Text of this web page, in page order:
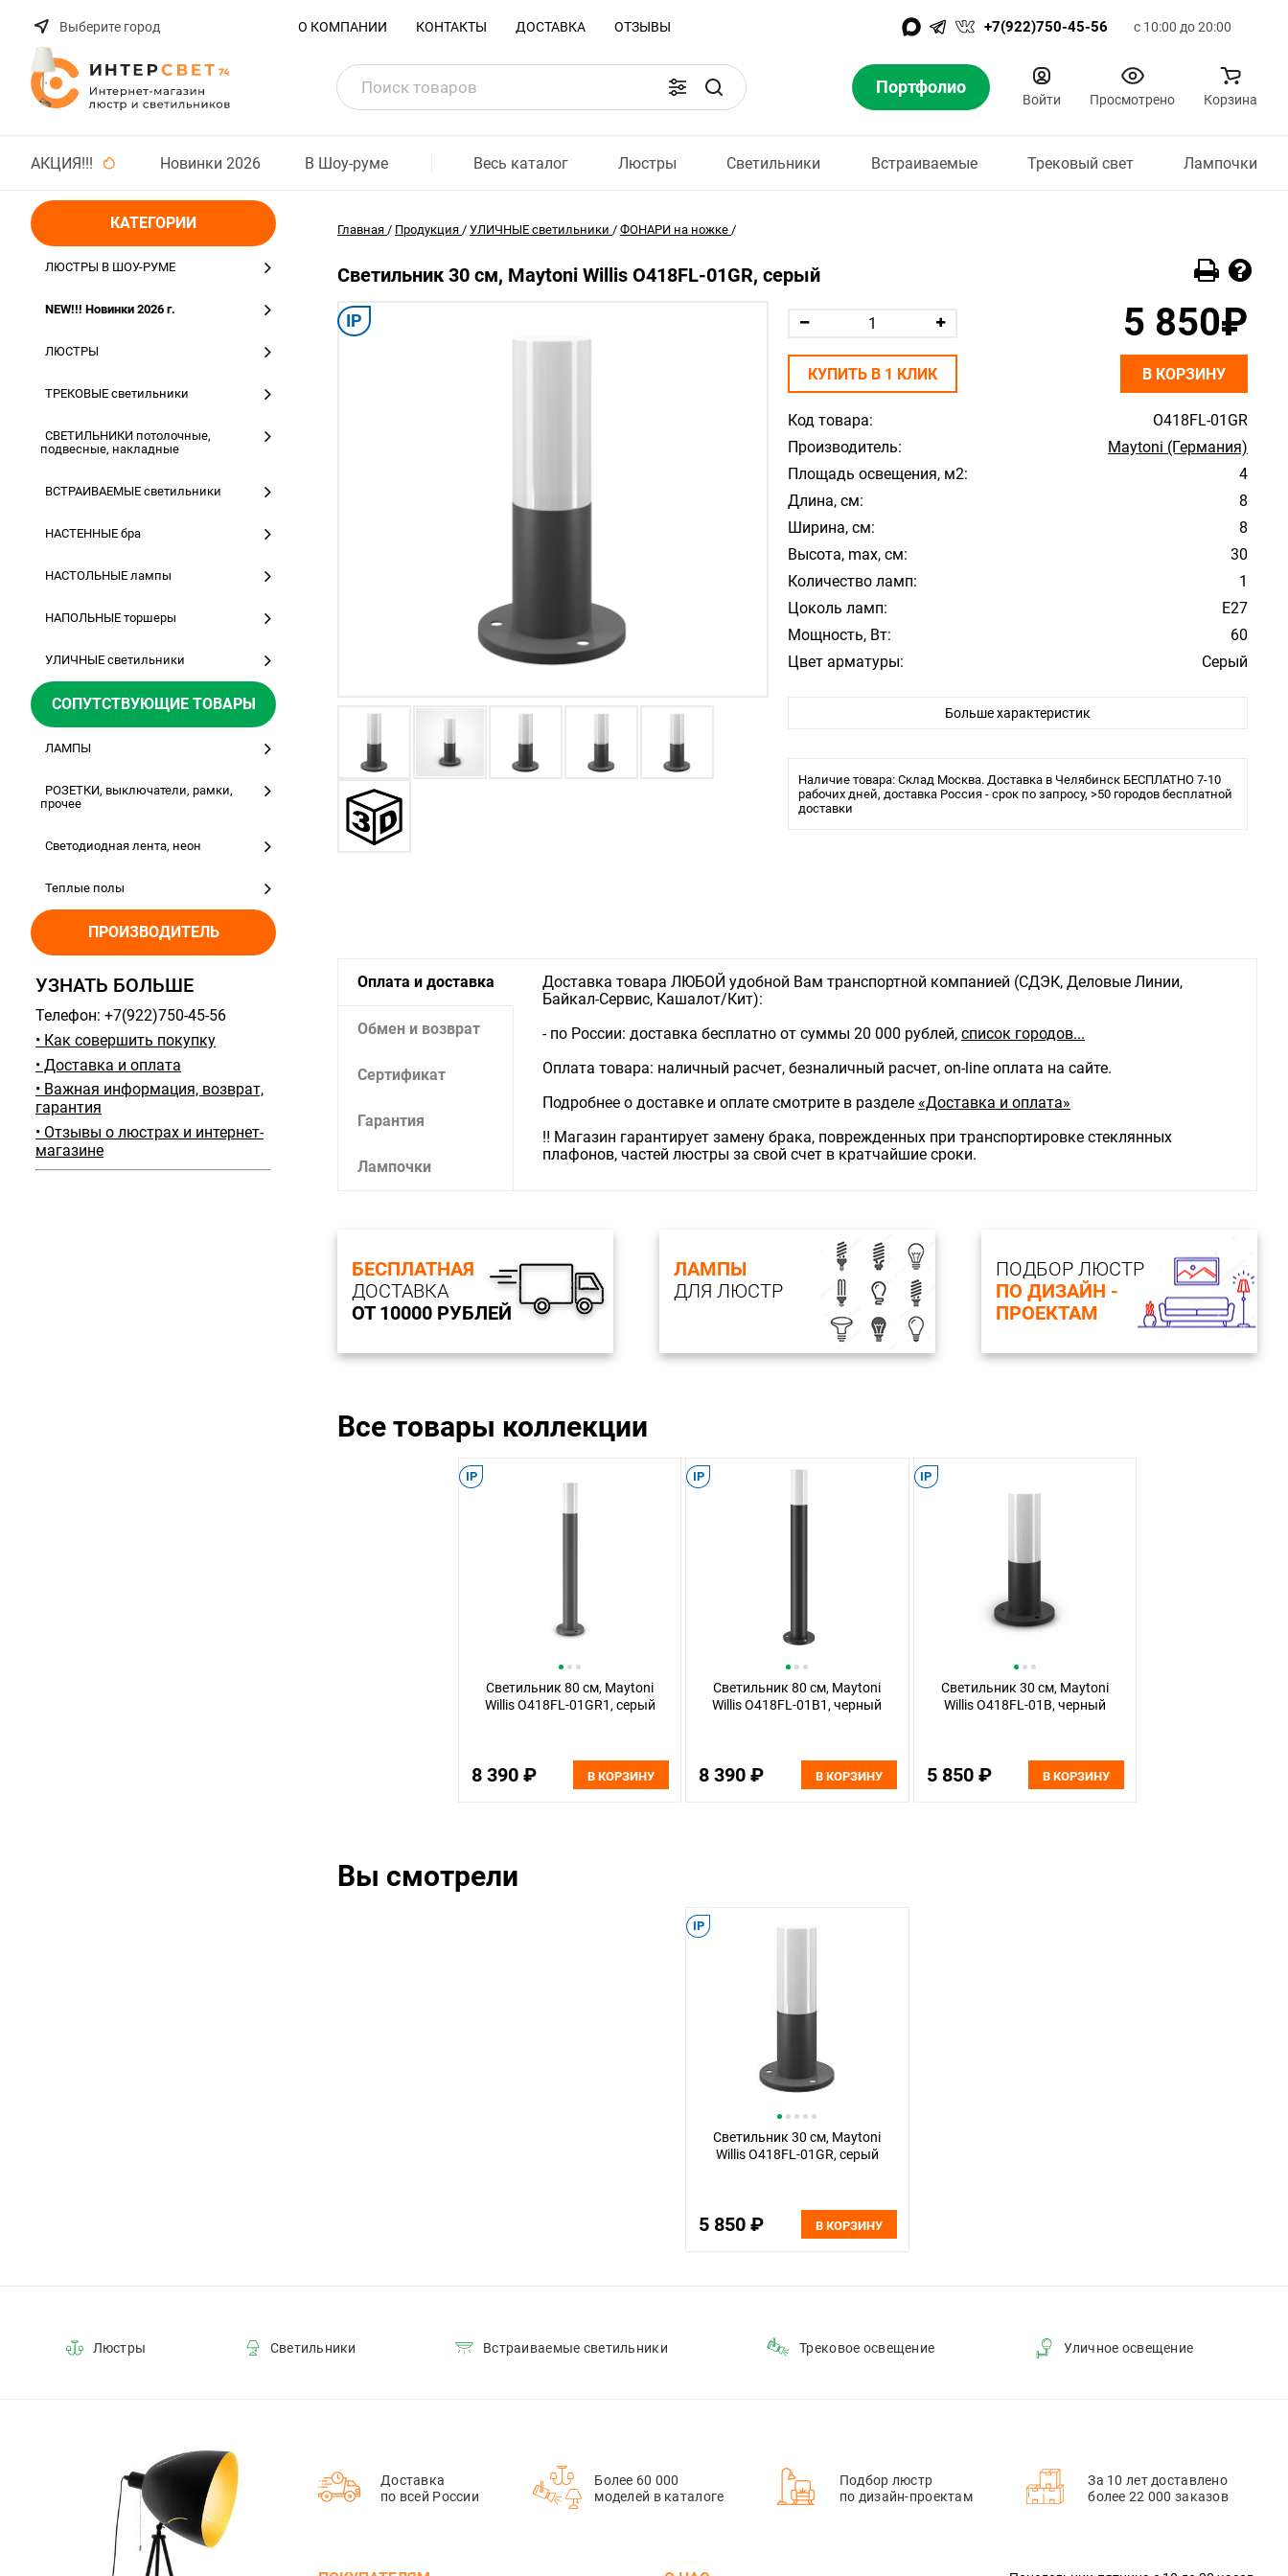
Выберите город О КОМПАНИИ КОНТАКТЫ ДОСТАВКА ОТЗЫВЫ +7(922)750-45-56 с 10:00 до 20:00
Портфолио
Войти Просмотрено Корзина
АКЦИЯ!!! Новинки 2026 В Шоу-руме Весь каталог Люстры Светильники Встраиваемые Трековый свет Лампочки
КАТЕГОРИИ
ЛЮСТРЫ В ШОУ-РУМЕ
NEW!!! Новинки 2026 г.
ЛЮСТРЫ
ТРЕКОВЫЕ светильники
СВЕТИЛЬНИКИ потолочные,
подвесные, накладные
ВСТРАИВАЕМЫЕ светильники
НАСТЕННЫЕ бра
НАСТОЛЬНЫЕ лампы
НАПОЛЬНЫЕ торшеры
УЛИЧНЫЕ светильники
СОПУТСТВУЮЩИЕ ТОВАРЫ
ЛАМПЫ
РОЗЕТКИ, выключатели, рамки,
прочее
Светодиодная лента, неон
Теплые полы
ПРОИЗВОДИТЕЛЬ
УЗНАТЬ БОЛЬШЕ
Телефон: +7(922)750-45-56
• Как совершить покупку
• Доставка и оплата
• Важная информация, возврат,
гарантия
• Отзывы о люстрах и интернет-
магазине
Главная / Продукция / УЛИЧНЫЕ светильники / ФОНАРИ на ножке /
Светильник 30 см, Maytoni Willis O418FL-01GR, серый
IP
Код товара:
O418FL-01GR
Производитель:
Maytoni (Германия)
Площадь освещения, м2:
4
Длина, см:
8
Ширина, см:
8
Высота, max, см:
30
Количество ламп:
1
Цоколь ламп:
E27
Мощность, Вт:
60
Цвет арматуры:
Серый
Материал плафона/абажура:
Влагозащита:
IP54
Больше характеристик
Наличие товара: Склад Москва. Доставка в Челябинск БЕСПЛАТНО 7-10
рабочих дней, доставка Россия - срок по запросу, >50 городов бесплатной
доставки
5 850₽
КУПИТЬ В 1 КЛИК В КОРЗИНУ
Оплата и доставка
Обмен и возврат
Сертификат
Гарантия
Лампочки
Доставка товара ЛЮБОЙ удобной Вам транспортной компанией (СДЭК, Деловые Линии,
Байкал-Сервис, Кашалот/Кит):
- по России: доставка бесплатно от суммы 20 000 рублей, список городов...
Оплата товара: наличный расчет, безналичный расчет, on-line оплата на сайте.
Подробнее о доставке и оплате смотрите в разделе «Доставка и оплата»
‼️ Магазин гарантирует замену брака, поврежденных при транспортировке стеклянных
плафонов, частей люстры за свой счет в кратчайшие сроки.
БЕСПЛАТНАЯ
ДОСТАВКА
ОТ 10000 РУБЛЕЙ
ЛАМПЫ
ДЛЯ ЛЮСТР
ПОДБОР ЛЮСТР
ПО ДИЗАЙН -
ПРОЕКТАМ
Все товары коллекции
IP
Светильник 80 см, Maytoni
Willis O418FL-01GR1, серый
8 390 ₽ В КОРЗИНУ
IP
Светильник 80 см, Maytoni
Willis O418FL-01B1, черный
8 390 ₽ В КОРЗИНУ
IP
Светильник 30 см, Maytoni
Willis O418FL-01B, черный
5 850 ₽ В КОРЗИНУ
Вы смотрели
IP
Светильник 30 см, Maytoni
Willis O418FL-01GR, серый
5 850 ₽ В КОРЗИНУ
Люстры Светильники Встраиваемые светильники Трековое освещение Уличное освещение
Доставка
по всей России
Более 60 000
моделей в каталоге
Подбор люстр
по дизайн-проектам
За 10 лет доставлено
более 22 000 заказов